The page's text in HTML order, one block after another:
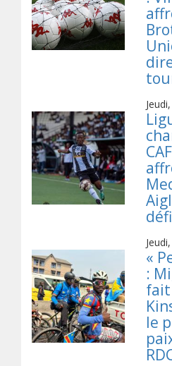
«
:
fait
le